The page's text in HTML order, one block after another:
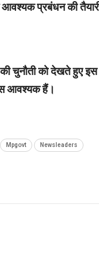
आवश्यक प्रबंधन की
चुनौती को देखते हुए
आवश्यक हैं।
Mpgovt Newsleaders